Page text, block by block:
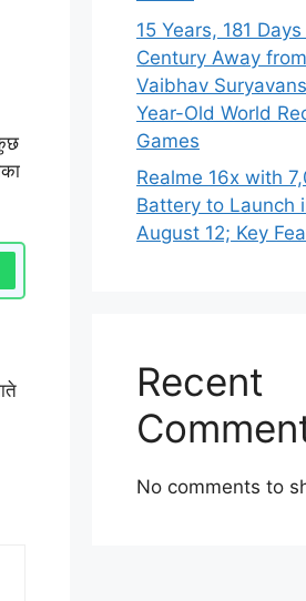
15 Years, 181
Century Away
Vaibhav
Year-Old World
Games
Realme 16x with
Battery to Launch
August 12; Key
Recent
No comments to